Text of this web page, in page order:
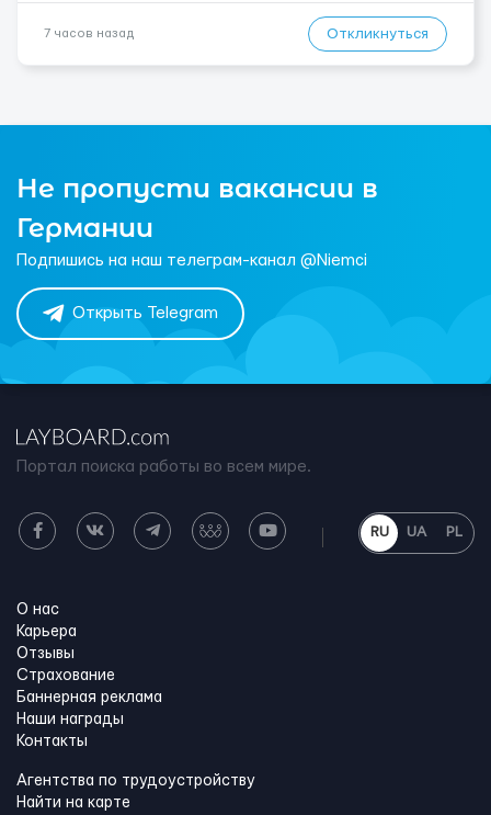
7 часов назад Откликнуться
Не пропусти вакансии в
Германии
Подпишись на наш телеграм-канал @Niemci
Открыть Telegram
Портал поиска работы во всем мире.
RU UA PL
О нас
Карьера
Отзывы
Страхование
Баннерная реклама
Наши награды
Контакты
Агентства по трудоустройству
Найти на карте